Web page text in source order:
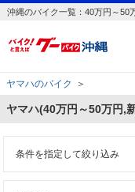
沖縄のバイク一覧：40万円～50
ヤマハのバイク ＞
ヤマハ(40万円～50万円,
条件を指定して絞り込み